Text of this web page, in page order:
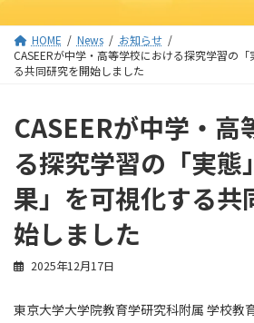
HOME News
お知らせ
CASEERが中学・高等学校における探究学習の
る共同研究を開始しました
CASEERが中学・高
る探究学習の「実態
果」を可視化する共
始しました
2025年12月17日
東京大学大学院教育学研究科附属 学校教